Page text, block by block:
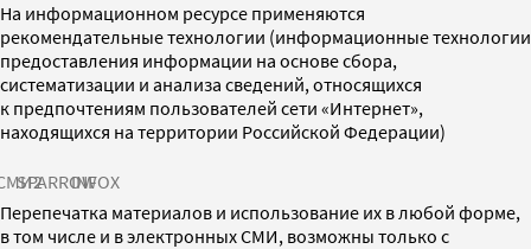
На информационном ресурсе применяются
рекомендательные технологии (информационные технологии
предоставления информации на основе сбора,
систематизации и анализа сведений, относящихся
к предпочтениям пользователей сети «Интернет»,
находящихся на территории Российской Федерации)
SPARROWINFOX
Перепечатка материалов и использование их в любой форме,
в том числе и в электронных СМИ, возможны только с